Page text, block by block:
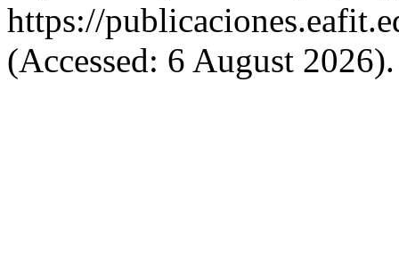
https://
(Accessed: 6 August 2026).